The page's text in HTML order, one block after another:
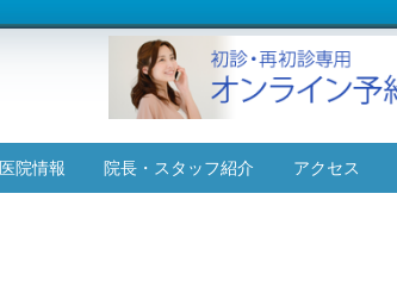
ン
医院情報 院長・スタッフ紹介 アクセス